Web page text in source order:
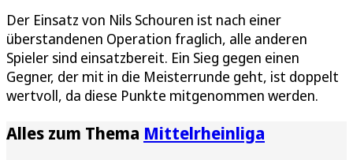
Der Einsatz von Nils Schouren ist nach einer
überstandenen Operation fraglich, alle anderen
Spieler sind einsatzbereit. Ein Sieg gegen einen
Gegner, der mit in die Meisterrunde geht, ist doppelt
wertvoll, da diese Punkte mitgenommen werden.
Alles zum Thema Mittelrheinliga